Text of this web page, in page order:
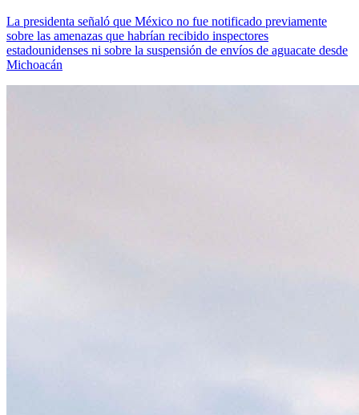
La presidenta señaló que México no fue notificado previamente
sobre las amenazas que habrían recibido inspectores
estadounidenses ni sobre la suspensión de envíos de aguacate desde
Michoacán